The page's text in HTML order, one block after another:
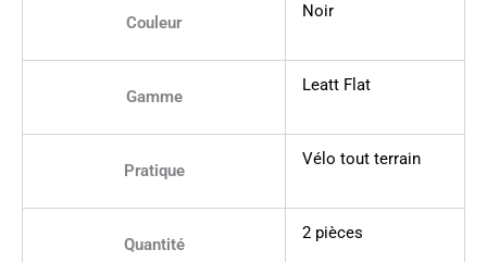
Couleur
Noir
Gamme
Leatt Flat
Pratique
Vélo tout terrain
Quantité
2 pièces